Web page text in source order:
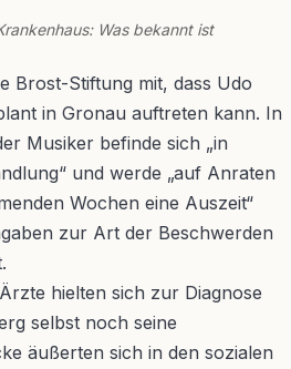
Was bekannt ist
Brost-Stiftung mit, dass Udo
in Gronau auftreten kann. In
Musiker befinde sich „in
und werde „auf Anraten
Wochen eine Auszeit“
zur Art der Beschwerden
hielten sich zur Diagnose
selbst noch seine
äußerten sich in den sozialen